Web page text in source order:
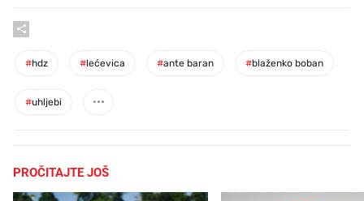
#hdz #lećevica #ante baran #blaženko boban
#uhljebi
PROČITAJTE JOŠ